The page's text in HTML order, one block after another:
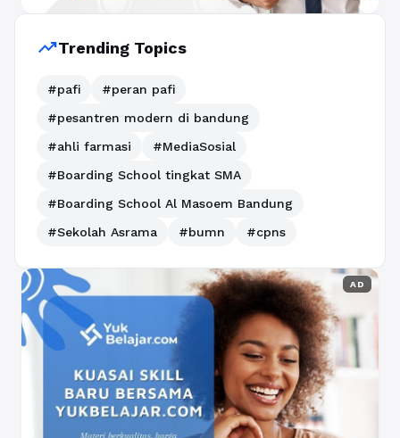
trending_upTrending Topics
#pafi
#peran pafi
#pesantren modern di bandung
#ahli farmasi
#MediaSosial
#Boarding School tingkat SMA
#Boarding School Al Masoem Bandung
#Sekolah Asrama
#bumn #cpns
AD